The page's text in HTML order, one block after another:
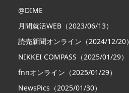
@DIME
月間就活WEB（2023/06/13）
読売新聞オンライン（2024/12/20）
NIKKEI COMPASS（2025/01/29）
fnnオンライン（2025/01/29）
NewsPics（2025/01/30）